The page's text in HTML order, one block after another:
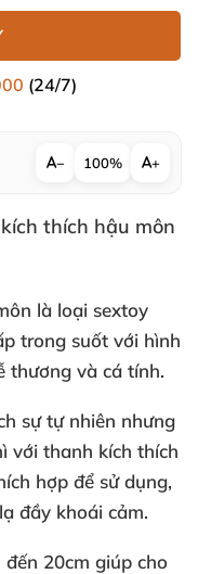
(24/7)
− 100% +
thích hậu môn
là loại sextoy
trong suốt với hình
thương và cá tính.
sự tự nhiên nhưng
với thanh kích thích
hợp để sử dụng,
đầy khoái cảm.
đến 20cm giúp cho